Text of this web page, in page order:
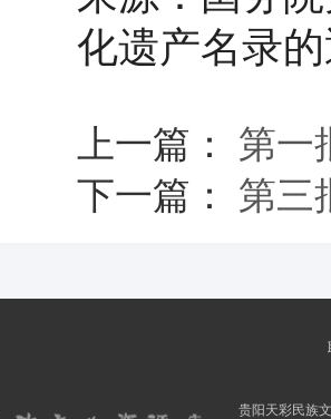
化遗产名录
上一篇： 第一
下一篇： 第三
贵阳天彩民族